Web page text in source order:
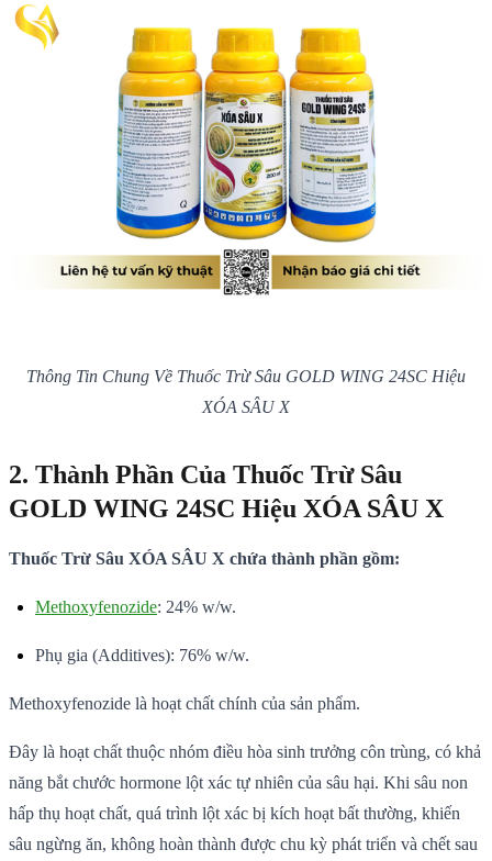
Thông Tin Chung Về Thuốc Trừ Sâu GOLD WING 24SC Hiệu
XÓA SÂU X
2. Thành Phần Của Thuốc Trừ Sâu
GOLD WING 24SC Hiệu XÓA SÂU X
Thuốc Trừ Sâu XÓA SÂU X chứa thành phần gồm:
Methoxyfenozide: 24% w/w.
Phụ gia (Additives): 76% w/w.
Methoxyfenozide là hoạt chất chính của sản phẩm.
Đây là hoạt chất thuộc nhóm điều hòa sinh trưởng côn trùng, có khả
năng bắt chước hormone lột xác tự nhiên của sâu hại. Khi sâu non
hấp thụ hoạt chất, quá trình lột xác bị kích hoạt bất thường, khiến
sâu ngừng ăn, không hoàn thành được chu kỳ phát triển và chết sau